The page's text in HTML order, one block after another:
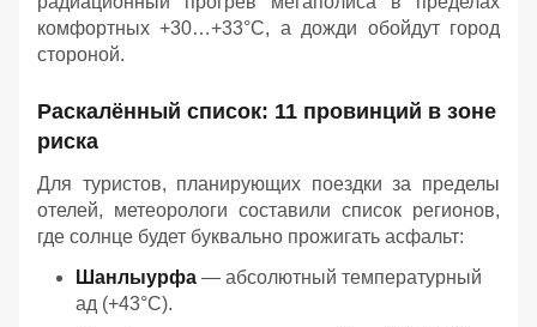
комфортных +30…+33°C, а дожди обойдут город
стороной.
Раскалённый список: 11 провинций в зоне
риска
Для туристов, планирующих поездки за пределы
отелей, метеорологи составили список регионов,
где солнце будет буквально прожигать асфальт:
Шанлыурфа — абсолютный температурный
ад (+43°C).